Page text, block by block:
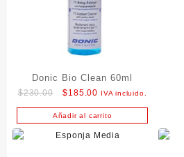
Donic Bio Clean 60ml
$230.00
Original
price
was:
$230.00.
$185.00 Current
price
is:
$185.00.
IVA incluido.
Añadir al carrito